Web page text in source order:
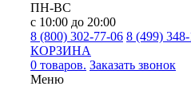
ПН-ВС
с 10:00 до 20:00
8 (800) 302-77-06 8 (499) 348-
КОРЗИНА
0 товаров. Заказать звонок
Меню